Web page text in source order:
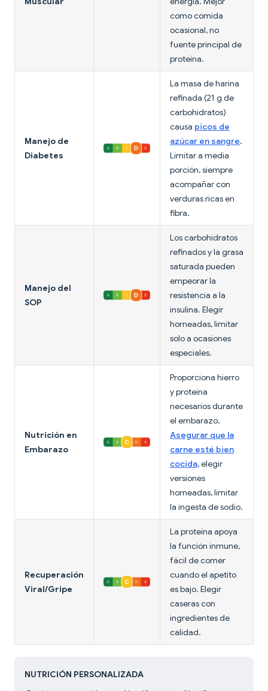
como comida
ocasional, no
fuente principal de
proteína.
Manejo de
Diabetes
La masa de harina
refinada (21 g de
carbohidratos)
causa picos de
azúcar en sangre.
Limitar a media
porción, siempre
acompañar con
verduras ricas en
fibra.
Manejo del
SOP
Los carbohidratos
refinados y la grasa
saturada pueden
empeorar la
resistencia a la
insulina. Elegir
horneadas, limitar
solo a ocasiones
especiales.
Nutrición en
Embarazo
Proporciona hierro
y proteína
necesarios durante
el embarazo.
Asegurar que la
carne esté bien
cocida, elegir
versiones
horneadas, limitar
la ingesta de sodio.
Recuperación
Viral/Gripe
La proteína apoya
la función inmune,
fácil de comer
cuando el apetito
es bajo. Elegir
caseras con
ingredientes de
calidad.
NUTRICIÓN PERSONALIZADA